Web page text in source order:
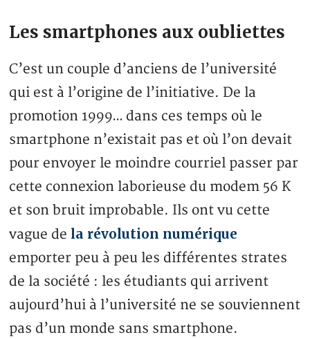
Les smartphones aux oubliettes
C’est un couple d’anciens de l’université
qui est à l’origine de l’initiative. De la
promotion 1999… dans ces temps où le
smartphone n’existait pas et où l’on devait
pour envoyer le moindre courriel passer par
cette connexion laborieuse du modem 56 K
et son bruit improbable. Ils ont vu cette
vague de la révolution numérique
emporter peu à peu les différentes strates
de la société : les étudiants qui arrivent
aujourd’hui à l’université ne se souviennent
pas d’un monde sans smartphone.